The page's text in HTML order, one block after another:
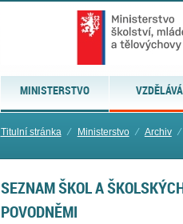
MINISTERSTVO
Titulní stránka ⁄ Ministerstvo ⁄ Archiv ⁄
SEZNAM ŠKOL A
POVODNĚMI